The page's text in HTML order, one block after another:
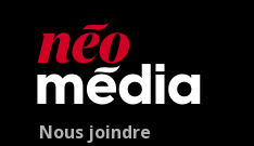
Nous joindre